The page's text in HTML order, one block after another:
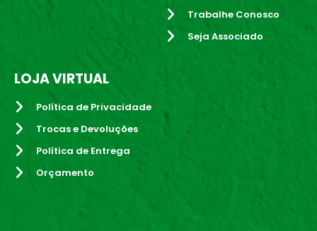
Trabalhe Conosco
Seja Associado
LOJA VIRTUAL
Política de Privacidade
Trocas e Devoluções
Política de Entrega
Orçamento